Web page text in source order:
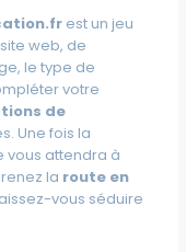
est un jeu
web, de
le type de
votre
de
Une fois la
vous attendra à
la route en
vous séduire